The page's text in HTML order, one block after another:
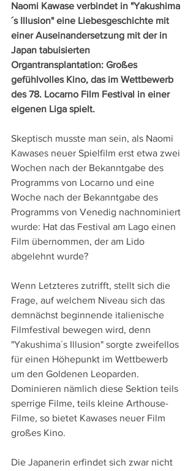
Naomi Kawase verbindet in "Yakushima
´s Illusion" eine Liebesgeschichte mit
einer Auseinandersetzung mit der in
Japan tabuisierten
Organtransplantation: Großes
gefühlvolles Kino, das im Wettbewerb
des 78. Locarno Film Festival in einer
eigenen Liga spielt.
Skeptisch musste man sein, als Naomi
Kawases neuer Spielfilm erst etwa zwei
Wochen nach der Bekanntgabe des
Programms von Locarno und eine
Woche nach der Bekanntgabe des
Programms von Venedig nachnominiert
wurde: Hat das Festival am Lago einen
Film übernommen, der am Lido
abgelehnt wurde?
Wenn Letzteres zutrifft, stellt sich die
Frage, auf welchem Niveau sich das
demnächst beginnende italienische
Filmfestival bewegen wird, denn
"Yakushima´s Illusion" sorgte zweifellos
für einen Höhepunkt im Wettbewerb
um den Goldenen Leoparden.
Dominieren nämlich diese Sektion teils
sperrige Filme, teils kleine Arthouse-
Filme, so bietet Kawases neuer Film
großes Kino.
Die Japanerin erfindet sich zwar nicht